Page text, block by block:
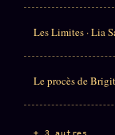
Les Limites · Lia
Le procès de